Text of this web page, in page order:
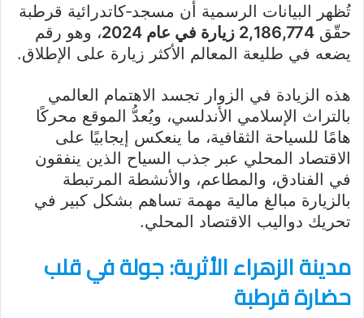
تُظهر البيانات الرسمية أن مسجد‑كاتدرائية قرطبة
حقّق 2,186,774 زيارة في عام 2024
، وهو رقم
يضعه في طليعة المعالم الأكثر زيارة على الإطلاق.
هذه الزيادة في الزوار تجسد الاهتمام العالمي
بالتراث الإسلامي الأندلسي، ويُعدُّ الموقع محركًا
هامًا للسياحة الثقافية، ما ينعكس إيجابيًا على
الاقتصاد المحلي عبر جذب السياح الذين ينفقون
في الفنادق، والمطاعم، والأنشطة المرتبطة
بالزيارة مبالغ مالية مهمة تساهم بشكل كبير في
تحريك دواليب الاقتصاد المحلي.
مدينة الزهراء الأثرية: جولة في قلب
حضارة قرطبة